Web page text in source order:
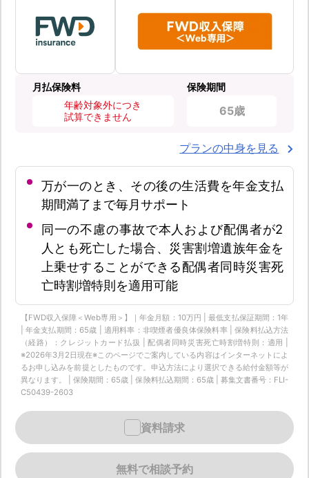
月払保険料
年齢対象外につき
試算できません
保険期間
65歳
プランの中身を見る
万が一のとき、その後の生活費を年金支払
期間満了まで毎月サポート
同一の不慮の事故で本人および配偶者が2
人とも死亡した場合、災害割増遺族年金を
上乗せすることができる配偶者同時災害死
亡時割増特則を適用可能
【FWD収入保障＜Web専用＞】｜年金月額：10万円 | 最低支払保証期間：1年
| 年金支払期間：65歳 | 適用料率：非喫煙者優良体保険料率 | 保険料払込方法
（経路）：クレジットカード払扱 | 配偶者同時災害死亡時割増特則：適用 |
※2026年3月2日現在※このページでご案内している内容はインターネットによ
るお申し込みを前提としたものです。申込方法により選択できる給付金額等が
異なります。 | 保険期間：65歳 | 保険料払込期間：65歳 | 募集文書番号：FLI-
C50439-2603
無料で相談予約
資料請求